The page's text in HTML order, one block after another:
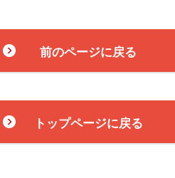
前のページに戻る
トップページに戻る